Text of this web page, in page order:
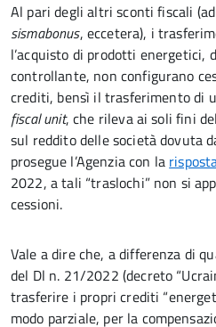
Al pari degli altri sconti fiscali
sismabonus, eccetera), i
l’acquisto di prodotti energetici,
controllante, non configurano
crediti, bensì il trasferimento di
fiscal unit, che rileva ai soli fini
sul reddito delle società dovuta
prosegue l’Agenzia con la
2022, a tali “traslochi” non si
cessioni.
Vale a dire che, a differenza di
del Dl n. 21/2022 (decreto
trasferire i propri crediti
modo parziale, per la